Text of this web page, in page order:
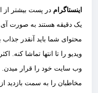
اینستاگرام در پست بیشتر از
یک دقیقه هستند به صورت
محتوای شما باید آنقدر
ویدیو را تا انتها تماشا کنه.
وب سایت خود را قرار میدن.
مخاطبان را به سمت بازدید